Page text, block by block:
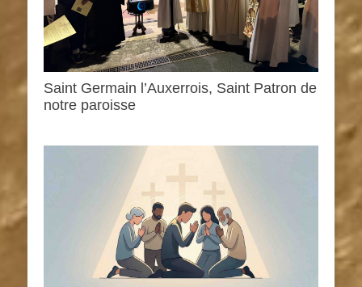
Saint Germain l’Auxerrois, Saint Patron de
notre paroisse